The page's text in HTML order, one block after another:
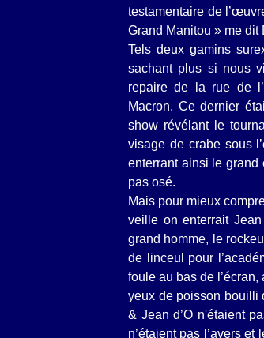
testamentaire de
Grand Manitou » me dit
Tels deux gamins
sachant plus si nous
repaire de la rue de
Macron. Ce dernier
show révélant le
visage de crabe sous
enterrant ainsi le grand
pas osé.
Mais pour mieux
veille on enterrait
grand homme, le
de linceul pour
foule au bas de
yeux de poisson bouilli
& Jean d’O n'étaient
n’étaient pas l’avers